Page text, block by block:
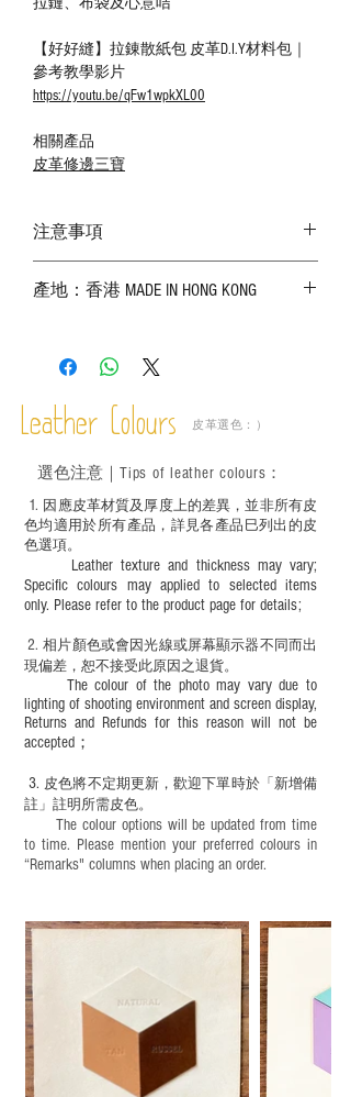
拉鏈、布袋及心意咭
【好好縫】拉錬散紙包 皮革D.I.Y材料包｜
參考教學影片
https://youtu.be/qFw1wpkXL00
相關產品
皮革修邊三寶
注意事項
實物為準；
－ 植鞣皮革容易受環境、使用程度等產生
成後定期在皮面塗上皮革專用清潔劑及貂
鼠油等；
適合六歲以下兒童使用；六至十二歲兒童
必須由成年人陪同下使用並應小心處理。
產地：香港 MADE IN HONG KONG
Leather Colours 皮革選色：）
1. ​ 因應皮革材質及厚度上的差異，並非所有皮
色均適用於所有產品，詳見各產品巳列出的皮
色選項。
Leather texture and thickness may vary;
Specific colours may applied to selected items
only. Please refer to the product page for details;
​2.相片顏色或會因光線或屏幕顯示器不同而出
現偏差，恕不接受此原因之退貨。
The colour of the photo may vary due to
lighting of shooting environment and screen display,
Returns and Refunds for this reason will not be
accepted；
3. 皮色將不定期更新，歡迎下單時於「新增備
註」註明 所需皮色。
The colour options will be updated from time
to time. Please mention your preferred colours in
“Remarks" columns when placing an order.
選色注意｜ Tips of leather colours ：